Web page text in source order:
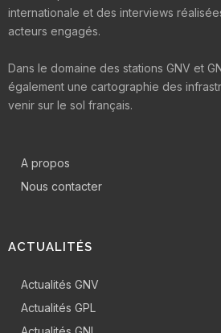
internationale et des interviews
acteurs engagés.
Dans le domaine des stations GNV et
également une cartographie des
venir sur le sol français.
A propos
Nous contacter
ACTUALITÉS
Actualités GNV
Actualités GPL